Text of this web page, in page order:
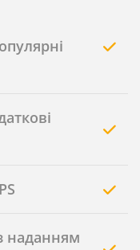
наданням